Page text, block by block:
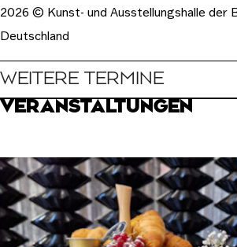
2026 © Kunst- und Ausstellungshalle der
Deutschland
WEITERE TERMINE
VERANSTALTUNGEN